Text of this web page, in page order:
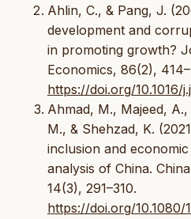
Ahlin, C., & Pang, J.
development and
in promoting growth?
Economics, 86(2),
https://doi.org/10.1016/
Ahmad, M., Majeed,
M., & Shehzad, K.
inclusion and
analysis of China.
14(3), 291–310.
https://doi.org/10.1080/